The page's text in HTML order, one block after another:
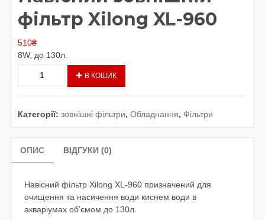
фільтр Xilong XL-960
510₴
8W, до 130л.
фільтр
XL-
В КОШИК
Категорії: зовнішні фільтри, Обладнання, Фільтри
ОПИС ВІДГУКИ (0)
Навісний фільтр Xilong XL-960 призначений для
очищення та насичення води киснем води в
акваріумах об’ємом до 130л.